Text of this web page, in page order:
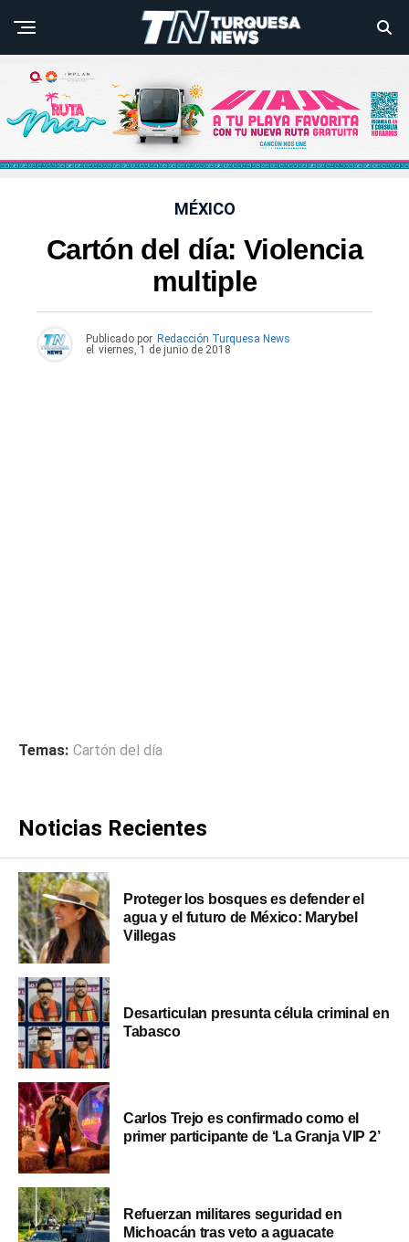
MÉXICO
Cartón del día: Violencia
multiple
Publicado por Redacción Turquesa News
el viernes, 1 de junio de 2018
Temas: Cartón del día
Noticias Recientes
Proteger los bosques es defender el
agua y el futuro de México: Marybel
Villegas
Desarticulan presunta célula criminal en
Tabasco
Carlos Trejo es confirmado como el
primer participante de ‘La Granja VIP 2’
Refuerzan militares seguridad en
Michoacán tras veto a aguacate